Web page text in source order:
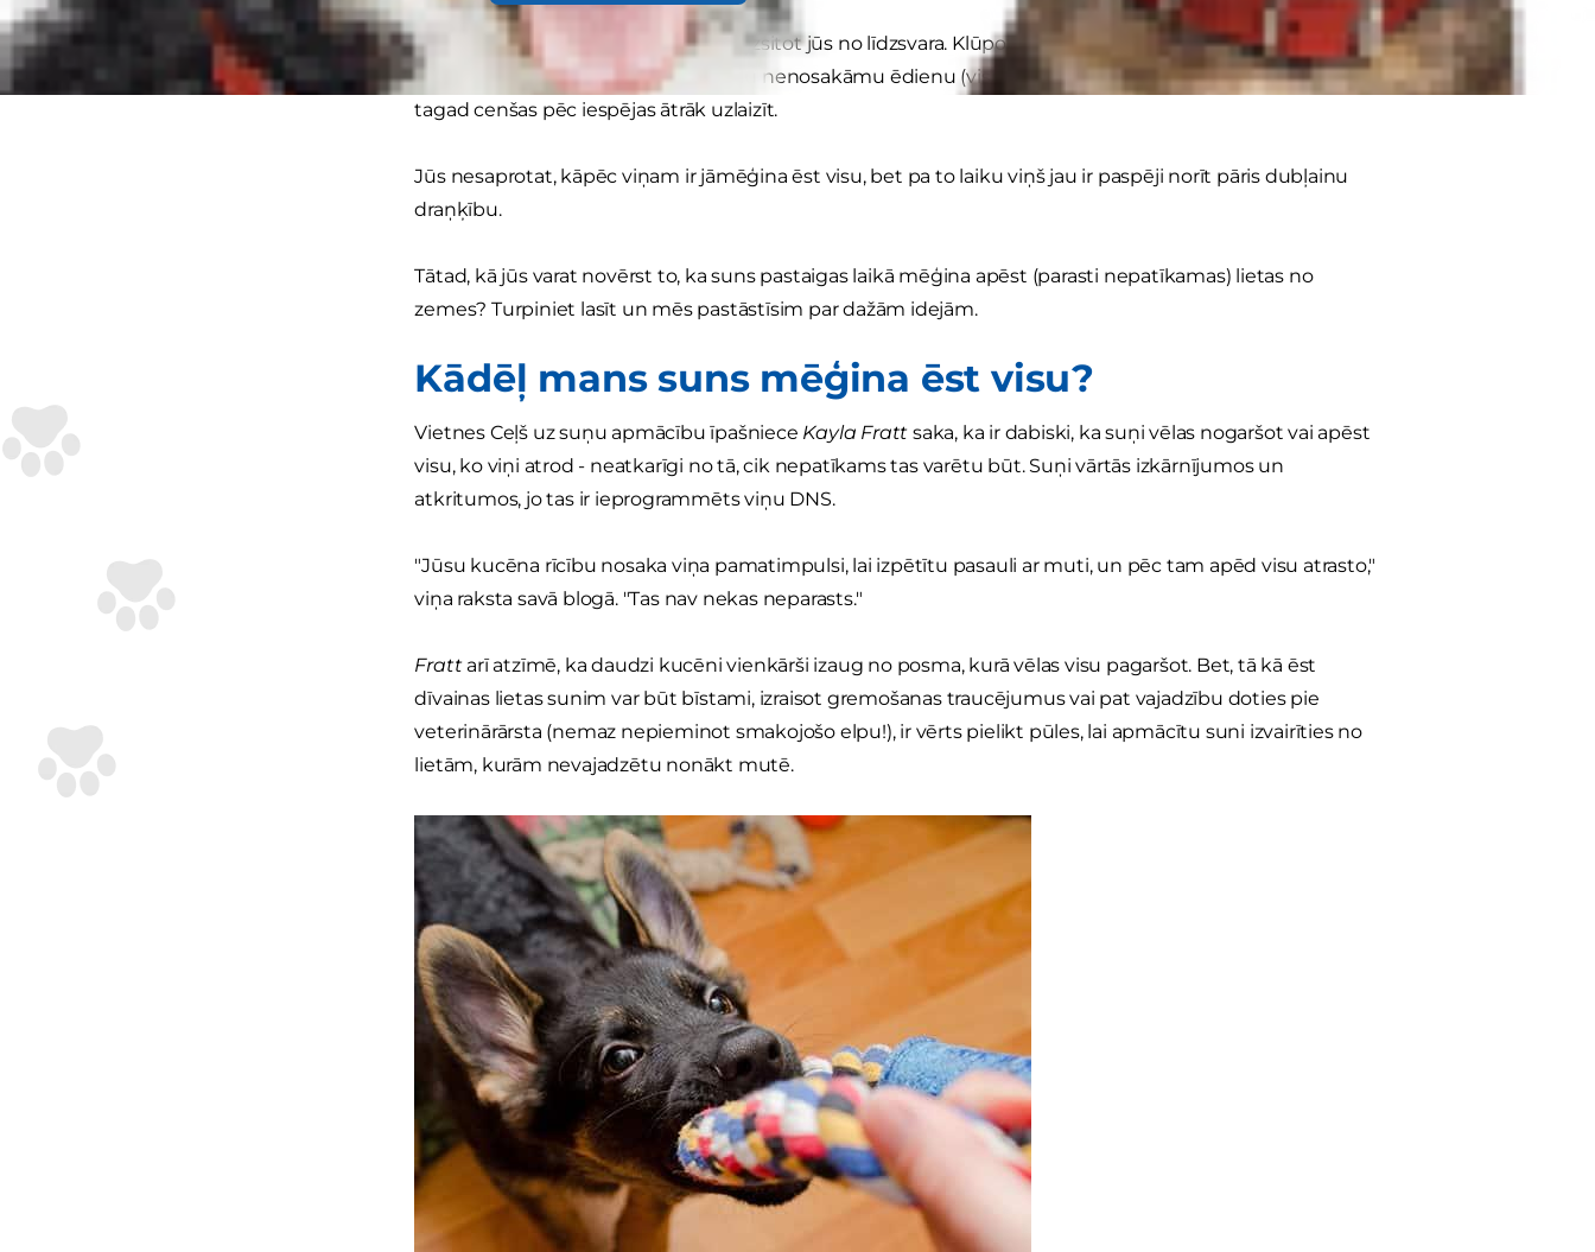
Protams, tad pavada tiek nostiepta, izsitot jūs no līdzsvara. Klūpot atpakaļ, jūs saprotat, ka jūsu ideālais
kucēns ir atradis uz zemes kaut kādu nenosakāmu ēdienu (vismaz jūs cerat, ka tas ir ēdams!), ko viņš
tagad cenšas pēc iespējas ātrāk uzlaizīt.
Jūs nesaprotat, kāpēc viņam ir jāmēģina ēst visu, bet pa to laiku viņš jau ir paspēji norīt pāris dubļainu
draņķību.
Tātad, kā jūs varat novērst to, ka suns pastaigas laikā mēģina apēst (parasti nepatīkamas) lietas no
zemes? Turpiniet lasīt un mēs pastāstīsim par dažām idejām.
Kādēļ mans suns mēģina ēst visu?
Vietnes Ceļš uz suņu apmācību īpašniece Kayla Fratt saka, ka ir dabiski, ka suņi vēlas nogaršot vai apēst
visu, ko viņi atrod - neatkarīgi no tā, cik nepatīkams tas varētu būt. Suņi vārtās izkārnījumos un
atkritumos, jo tas ir ieprogrammēts viņu DNS.
"Jūsu kucēna rīcību nosaka viņa pamatimpulsi, lai izpētītu pasauli ar muti, un pēc tam apēd visu atrasto,"
viņa raksta savā blogā. "Tas nav nekas neparasts."
Frattarī atzīmē, ka daudzi kucēni vienkārši izaug no posma, kurā vēlas visu pagaršot. Bet, tā kā ēst
dīvainas lietas sunim var būt bīstami, izraisot gremošanas traucējumus vai pat vajadzību doties pie
veterinārārsta (nemaz nepieminot smakojošo elpu!), ir vērts pielikt pūles, lai apmācītu suni izvairīties no
lietām, kurām nevajadzētu nonākt mutē.